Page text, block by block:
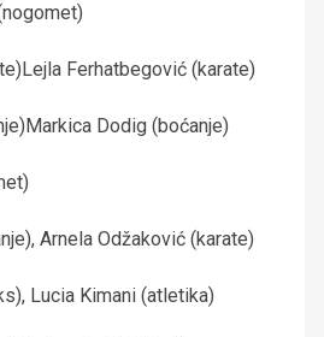
Lejla Ferhatbegović (karate)
Markica Dodig (boćanje)
Arnela Odžaković (karate)
Lucia Kimani (atletika)